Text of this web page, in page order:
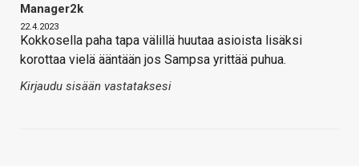
Manager2k
22.4.2023
Kokkosella paha tapa välillä huutaa asioista lisäksi
korottaa vielä ääntään jos Sampsa yrittää puhua.
Kirjaudu sisään vastataksesi